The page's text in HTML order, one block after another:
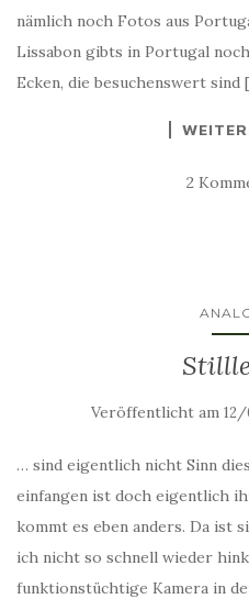
nämlich noch Fotos aus
Lissabon gibts in Portugal
Ecken, die besuchenswert
2
Veröffentlicht am 12/
… sind eigentlich nicht Sinn
einfangen ist doch eigentlich
kommt es eben anders. Da ist
ich nicht so schnell wieder
funktionstüchtige Kamera in